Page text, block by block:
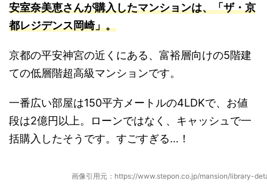
安室奈美恵さんが購入したマンションは、「ザ・京
都レジデンス岡崎」。
京都の平安神宮の近くにある、富裕層向けの5階建
ての低層階超高級マンションです。
一番広い部屋は150平方メートルの4LDKで、お値
段は2億円以上。ローンではなく、キャッシュで一
括購入したそうです。すごすぎる…！
画像引用元：https://www.stepon.co.jp/mansion/library-